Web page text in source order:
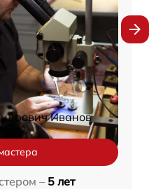
Иванов
– 5 лет